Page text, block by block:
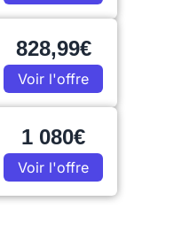
828,99€
Voir l'offre
1 080€
Voir l'offre